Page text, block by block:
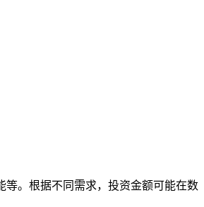
。根据不同需求，投资金额可能在数